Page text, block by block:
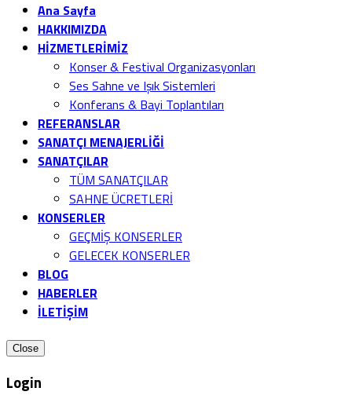
Ana Sayfa
HAKKIMIZDA
HİZMETLERİMİZ
Konser & Festival Organizasyonları
Ses Sahne ve Işık Sistemleri
Konferans & Bayi Toplantıları
REFERANSLAR
SANATÇI MENAJERLİĞİ
SANATÇILAR
TÜM SANATÇILAR
SAHNE ÜCRETLERİ
KONSERLER
GEÇMİŞ KONSERLER
GELECEK KONSERLER
BLOG
HABERLER
İLETİŞİM
Close
Login